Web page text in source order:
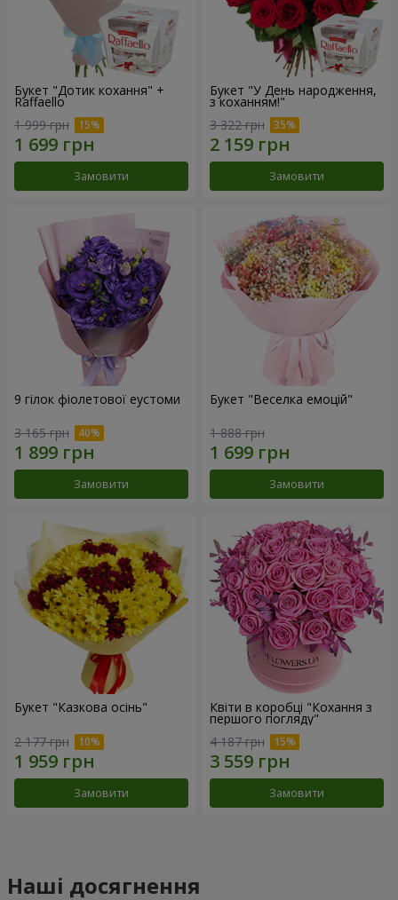
Букет "Дотик кохання" +
Raffaello
1 999 грн
Замовити
Букет "У День народження,
з коханням!"
3 322 грн
Замовити
9 гілок фіолетової еустоми
3 165 грн
Замовити
Букет "Веселка емоцій"
1 888 грн
Замовити
Букет "Казкова осінь"
2 177 грн
Замовити
Квіти в коробці "Кохання з
першого погляду"
4 187 грн
Замовити
Наші досягнення